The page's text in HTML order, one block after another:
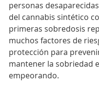
personas
del cannabis sintético
primeras sobredosis
muchos factores de
protección para
mantener la sobriedad
empeorando.